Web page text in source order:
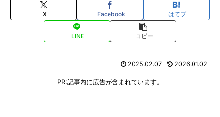
X Facebook はてブ
LINE コピー
2025.02.07 2026.01.02
PR:記事内に広告が含まれています。